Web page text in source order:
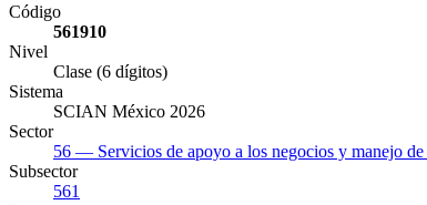
Código
561910
Nivel
Clase (6 dígitos)
Sistema
SCIAN México 2026
Sector
56 — Servicios de apoyo a los negocios y manejo
Subsector
561